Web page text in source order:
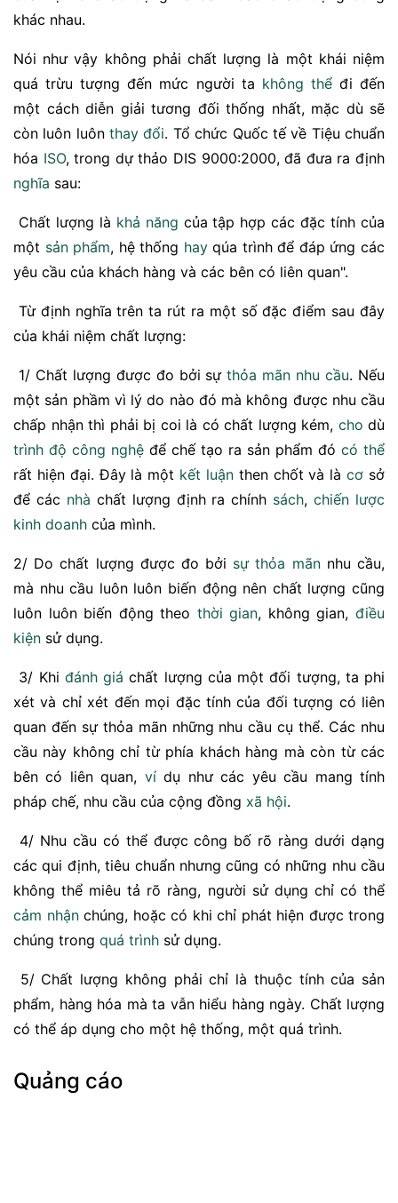
khác nhau.
Nói như vậy không phải chất lượng là một khái niệm
quá trừu tượng đến mức người ta không thểđi đến
một cách diễn giải tương đối thống nhất, mặc dù sẽ
còn luôn luônthay đổi. Tổ chức Quốc tế về Tiệu chuẩn
hóa ISO, trong dự thảo DIS 9000:2000, đã đưa ra định
nghĩa sau:
Chất lượng là khả năng của tập hợp các đặc tính của
một sản phẩm, hệ thống hayqúa trình để đáp ứng các
yêu cầu của khách hàng và các bên có liên quan".
Từ định nghĩa trên ta rút ra một số đặc điểm sau đây
của khái niệm chất lượng:
1/ Chất lượng được đo bởi sựthỏa mãn nhu cầu. Nếu
một sản phầm vì lý do nào đó mà không được nhu cầu
chấp nhận thì phải bị coi là có chất lượng kém, cho dù
trình độ công nghệ để chế tạo ra sản phẩm đó có thể
rất hiện đại. Đây là một kết luậnthen chốt và làcơ sở
để các nhà chất lượng định ra chính sách,chiến lược
kinh doanh của mình.
2/ Do chất lượng được đo bởi sự thỏa mãnnhu cầu,
mà nhu cầu luôn luôn biến động nên chất lượng cũng
luôn luôn biến động theo thời gian, không gian,điều
kiện sử dụng.
3/ Khi đánh giá chất lượng của một đối tượng, ta phi
xét và chỉ xét đến mọi đặc tính của đối tượng có liên
quan đến sự thỏa mãn những nhu cầu cụ thể. Các nhu
cầu này không chỉ từ phía khách hàng mà còn từ các
bên có liên quan, vídụ như các yêu cầu mang tính
pháp chế, nhu cầu của cộng đồng xã hội.
4/ Nhu cầu có thể được công bố rõ ràng dưới dạng
các qui định, tiêu chuẩn nhưng cũng có những nhu cầu
không thể miêu tả rõ ràng, người sử dụng chỉ có thể
cảm nhậnchúng, hoặc có khi chỉ phát hiện được trong
chúng trong quá trình sử dụng.
5/ Chất lượng không phải chỉ là thuộc tính của sản
phẩm, hàng hóa mà ta vẫn hiểu hàng ngày. Chất lượng
có thể áp dụng cho một hệ thống, một quá trình.
Quảng cáo